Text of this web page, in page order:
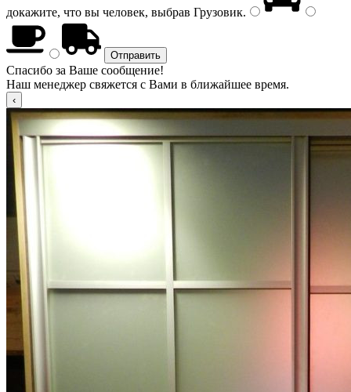
докажите, что вы человек, выбрав Грузовик.
Спасибо за Ваше сообщение!
Наш менеджер свяжется с Вами в ближайшее время.